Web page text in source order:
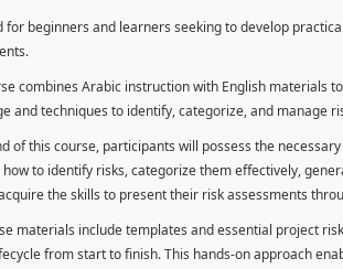
for beginners and learners seeking to develop
combines Arabic instruction with English materials
and techniques to identify, categorize, and manage
of this course, participants will possess the
to identify risks, categorize them effectively,
the skills to present their risk assessments
materials include templates and essential project
from start to finish. This hands-on approach